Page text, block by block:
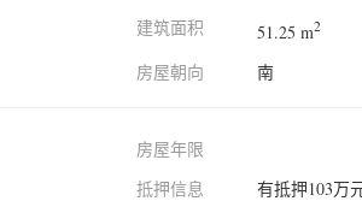
建筑面积
51.25 m2
房屋朝向 南
房屋年限
抵押信息
有抵押103万